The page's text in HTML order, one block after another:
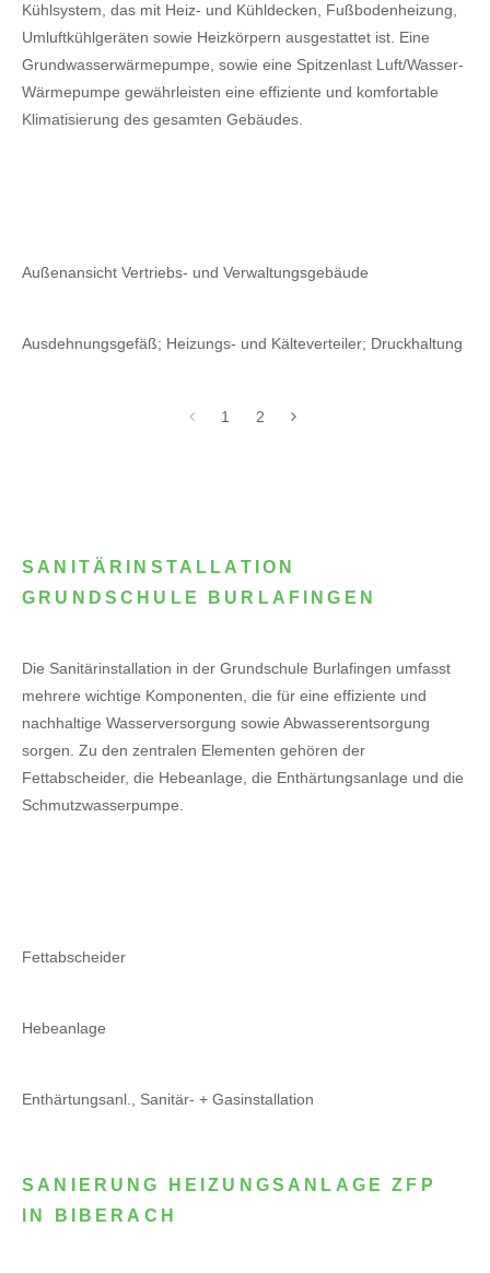
Kühlsystem, das mit Heiz- und Kühldecken, Fußbodenheizung,
Umluftkühlgeräten sowie Heizkörpern ausgestattet ist. Eine
Grundwasserwärmepumpe, sowie eine Spitzenlast Luft/Wasser-
Wärmepumpe gewährleisten eine effiziente und komfortable
Klimatisierung des gesamten Gebäudes.
Außenansicht Vertriebs- und Verwaltungsgebäude
Ausdehnungsgefäß; Heizungs- und Kälteverteiler; Druckhaltung
1 2
SANITÄRINSTALLATION
GRUNDSCHULE BURLAFINGEN
Die Sanitärinstallation in der Grundschule Burlafingen umfasst
mehrere wichtige Komponenten, die für eine effiziente und
nachhaltige Wasserversorgung sowie Abwasserentsorgung
sorgen. Zu den zentralen Elementen gehören der
Fettabscheider, die Hebeanlage, die Enthärtungsanlage und die
Schmutzwasserpumpe.
Fettabscheider
Hebeanlage
Enthärtungsanl., Sanitär- + Gasinstallation
SANIERUNG HEIZUNGSANLAGE ZFP
IN BIBERACH